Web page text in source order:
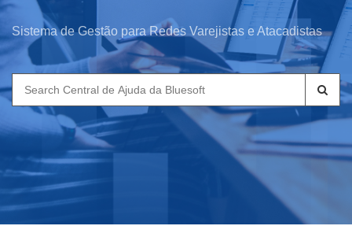
Sistema de Gestão para Redes Varejistas e Atacadistas
Search
for: